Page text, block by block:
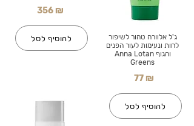
356 ₪
להוסיף לסל
ג'ל אלוורה טהור לשיפור
לחות ונעימות לעור הפנים
והגוף Anna Lotan
Greens
77 ₪
להוסיף לסל